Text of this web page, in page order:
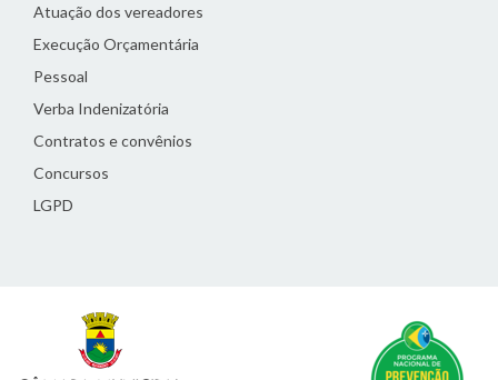
Atuação dos vereadores
Execução Orçamentária
Pessoal
Verba Indenizatória
Contratos e convênios
Concursos
LGPD